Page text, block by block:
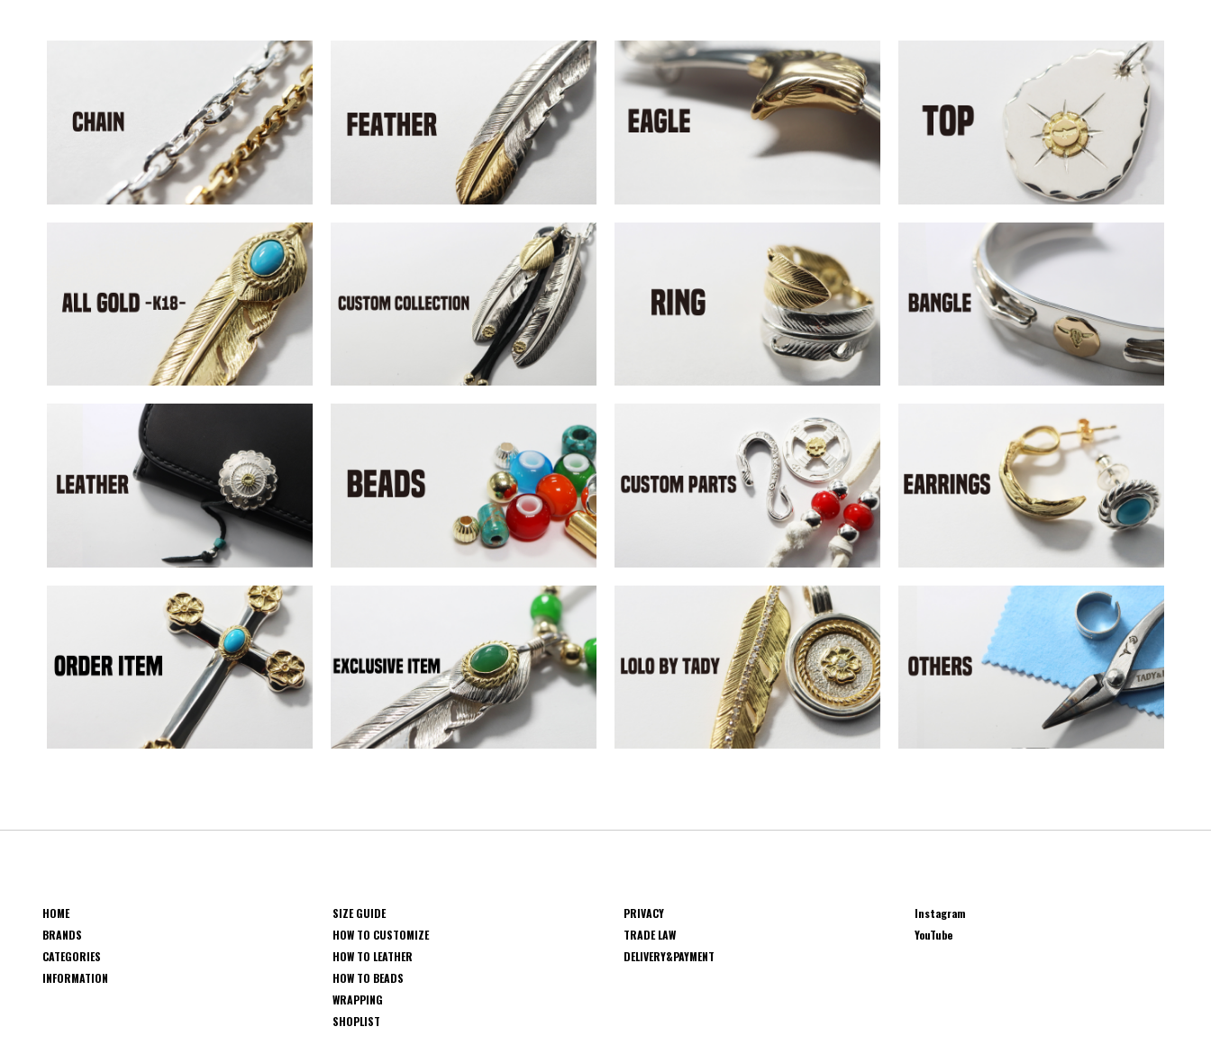
HOME
BRANDS
CATEGORIES
INFORMATION
SIZE GUIDE
HOW TO CUSTOMIZE
HOW TO LEATHER
HOW TO BEADS
WRAPPING
SHOPLIST
PRIVACY
TRADE LAW
DELIVERY&PAYMENT
Instagram
YouTube